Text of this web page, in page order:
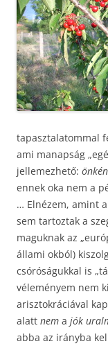
tapasztalatommal
ami manapság
jellemezhető:
ennek oka nem a
… Elnézem, amint
sem tartoztak a
maguknak az
állami okból)
csóróságukkal is
véleményem nem
arisztokráciával
alatt nem a jók
abba az irányba